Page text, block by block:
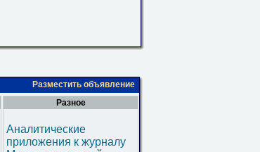
Разместить объявление
Разное
Аналитические
приложения к журналу